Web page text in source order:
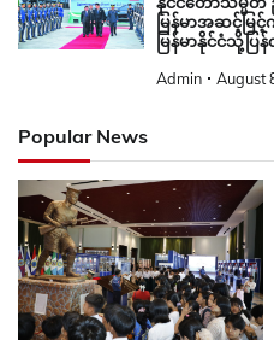
ဆရာ၊ ဆရာမများ တပ်မတော်စစ်
သမိုင်းပြတိုက်(နေပြည်တော်)သို့
သွားရောက်လေ့လာ
Admin August 9, 2026